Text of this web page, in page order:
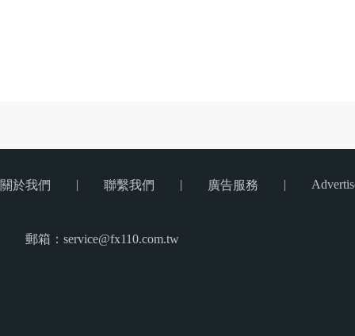
關於我們 | 聯繫我們 | 廣告服務 |
郵箱：service@fx110.com.tw